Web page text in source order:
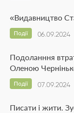
«Видавництво
06.09.2024
Події
Подоланння
Оленою
07.09.2024
Події
Писати і жити.